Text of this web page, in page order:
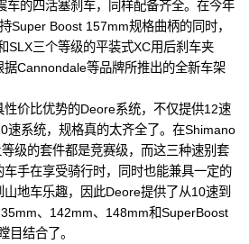
车的四活塞刹车，同样配备齐全。在今年
Super Boost 157mm规格曲柄的同时，
SLX三个等级的平装式XC用后刹车夹
Cannondale等品牌所推出的全新车架
价比优势的Deore系统，不仅提供12速
速系统，规格真的太齐全了。在Shimano
级的套件都是竞赛级，而这三种速别套
手在享受骑行时，同时也能兼具一定的
地车乐趣，因此Deore提供了从10速到
、142mm、148mm和SuperBoost
目结合了。